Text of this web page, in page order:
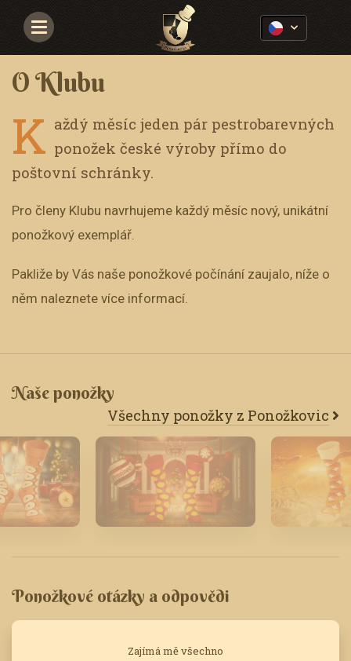
Navigace
O Klubu
K aždý měsíc jeden pár pestrobarevných
ponožek české výroby přímo do
poštovní schránky.
Pro členy Klubu navrhujeme každý měsíc nový, unikátní
ponožkový exemplář.
Pakliže by Vás naše ponožkové počínání zaujalo, níže o
něm naleznete více informací.
Naše ponožky
Všechny ponožky z Ponožkovic
Ponožkové otázky a odpovědi
Zajímá mě všechno